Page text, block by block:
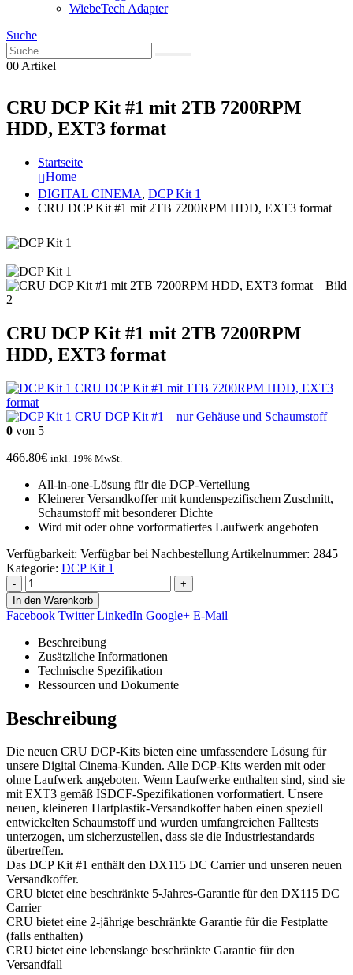
WiebeTech Adapter
Suche
00 Artikel
CRU DCP Kit #1 mit 2TB 7200RPM
HDD, EXT3 format
Startseite
Home
DIGITAL CINEMA, DCP Kit 1
CRU DCP Kit #1 mit 2TB 7200RPM HDD, EXT3 format
CRU DCP Kit #1 mit 2TB 7200RPM
HDD, EXT3 format
CRU DCP Kit #1 mit 1TB 7200RPM HDD, EXT3
format
CRU DCP Kit #1 – nur Gehäuse und Schaumstoff
0 von 5
466.80€ inkl. 19% MwSt.
All-in-one-Lösung für die DCP-Verteilung
Kleinerer Versandkoffer mit kundenspezifischem Zuschnitt,
Schaumstoff mit besonderer Dichte
Wird mit oder ohne vorformatiertes Laufwerk angeboten
Verfügbarkeit: Verfügbar bei Nachbestellung Artikelnummer: 2845
Kategorie: DCP Kit 1
-
+
In den Warenkorb
Facebook Twitter LinkedIn Google+ E-Mail
Beschreibung
Zusätzliche Informationen
Technische Spezifikation
Ressourcen und Dokumente
Beschreibung
Die neuen CRU DCP-Kits bieten eine umfassendere Lösung für
unsere Digital Cinema-Kunden. Alle DCP-Kits werden mit oder
ohne Laufwerk angeboten. Wenn Laufwerke enthalten sind, sind sie
mit EXT3 gemäß ISDCF-Spezifikationen vorformatiert. Unsere
neuen, kleineren Hartplastik-Versandkoffer haben einen speziell
entwickelten Schaumstoff und wurden umfangreichen Falltests
unterzogen, um sicherzustellen, dass sie die Industriestandards
übertreffen.
Das DCP Kit #1 enthält den DX115 DC Carrier und unseren neuen
Versandkoffer.
CRU bietet eine beschränkte 5-Jahres-Garantie für den DX115 DC
Carrier
CRU bietet eine 2-jährige beschränkte Garantie für die Festplatte
(falls enthalten)
CRU bietet eine lebenslange beschränkte Garantie für den
Versandfall